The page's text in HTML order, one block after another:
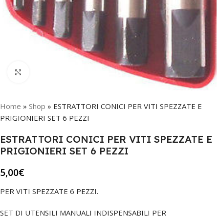
Home » Shop » ESTRATTORI CONICI PER VITI SPEZZATE E
PRIGIONIERI SET 6 PEZZI
ESTRATTORI CONICI PER VITI SPEZZATE E
PRIGIONIERI SET 6 PEZZI
5,00€
PER VITI SPEZZATE 6 PEZZI.
SET DI UTENSILI MANUALI INDISPENSABILI PER